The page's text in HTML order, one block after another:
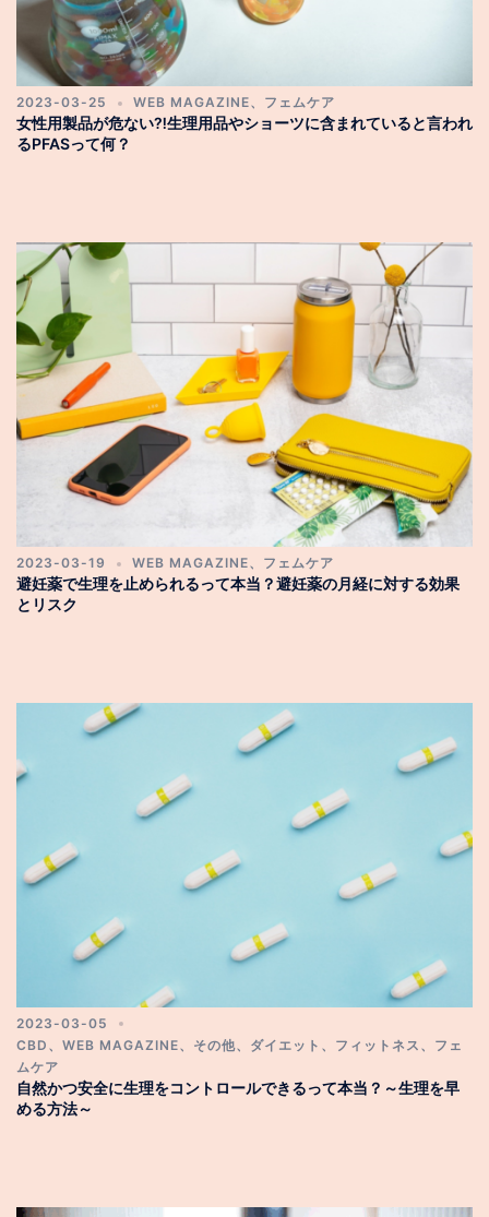
2023-03-25 WEB MAGAZINE、 フェムケア
女性用製品が危ない⁈生理用品やショーツに含まれていると言われ
るPFASって何？
2023-03-19 WEB MAGAZINE、 フェムケア
避妊薬で生理を止められるって本当？避妊薬の月経に対する効果
とリスク
2023-03-05
CBD 、 WEB MAGAZINE、 その他、 ダイエット 、 フィットネス 、 フェ
ムケア
自然かつ安全に生理をコントロールできるって本当？～生理を早
める方法～